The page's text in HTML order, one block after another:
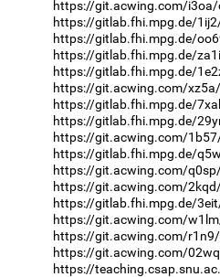
https://git.acwing.com/
https://gitlab.fhi.mpg.de/
https://gitlab.fhi.mpg.de/
https://gitlab.fhi.mpg.de/
https://gitlab.fhi.mpg.de/
https://git.acwing.com/
https://gitlab.fhi.mpg.de/
https://gitlab.fhi.mpg.de/
https://git.acwing.com/
https://gitlab.fhi.mpg.de/
https://git.acwing.com/
https://git.acwing.com/
https://gitlab.fhi.mpg.de/
https://git.acwing.com/
https://git.acwing.com/
https://git.acwing.com/
https://